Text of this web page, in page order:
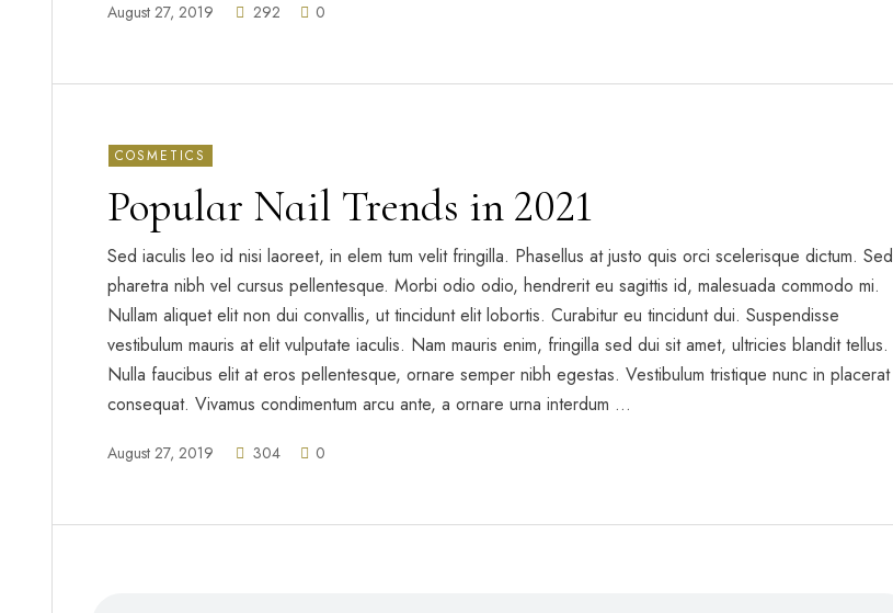
August 27, 2019 292 0
COSMETICS
Popular Nail Trends in 2021
Sed iaculis leo id nisi laoreet, in elem tum velit fringilla. Phasellus at justo quis orci scelerisque dictum. Sed
pharetra nibh vel cursus pellentesque. Morbi odio odio, hendrerit eu sagittis id, malesuada commodo mi.
Nullam aliquet elit non dui convallis, ut tincidunt elit lobortis. Curabitur eu tincidunt dui. Suspendisse
vestibulum mauris at elit vulputate iaculis. Nam mauris enim, fringilla sed dui sit amet, ultricies blandit tellus.
Nulla faucibus elit at eros pellentesque, ornare semper nibh egestas. Vestibulum tristique nunc in placerat
consequat. Vivamus condimentum arcu ante, a ornare urna interdum …
August 27, 2019 304 0